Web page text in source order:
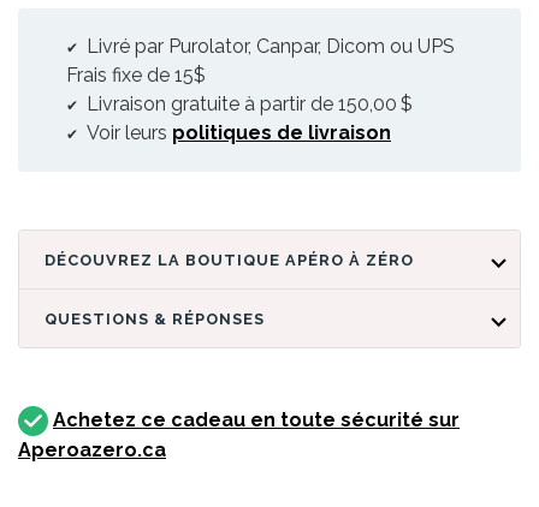
Livré par Purolator, Canpar, Dicom ou UPS
Frais fixe de 15$
Livraison gratuite à partir de 150,00 $
Voir leurs politiques de livraison
DÉCOUVREZ LA BOUTIQUE APÉRO À ZÉRO
QUESTIONS & RÉPONSES
Achetez ce cadeau en toute sécurité sur
Aperoazero.ca